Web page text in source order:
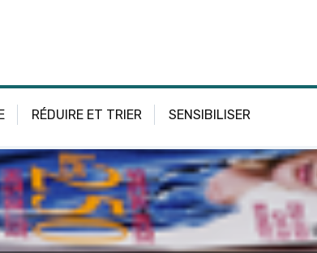
RÉDUIRE ET TRIER SENSIBILISER